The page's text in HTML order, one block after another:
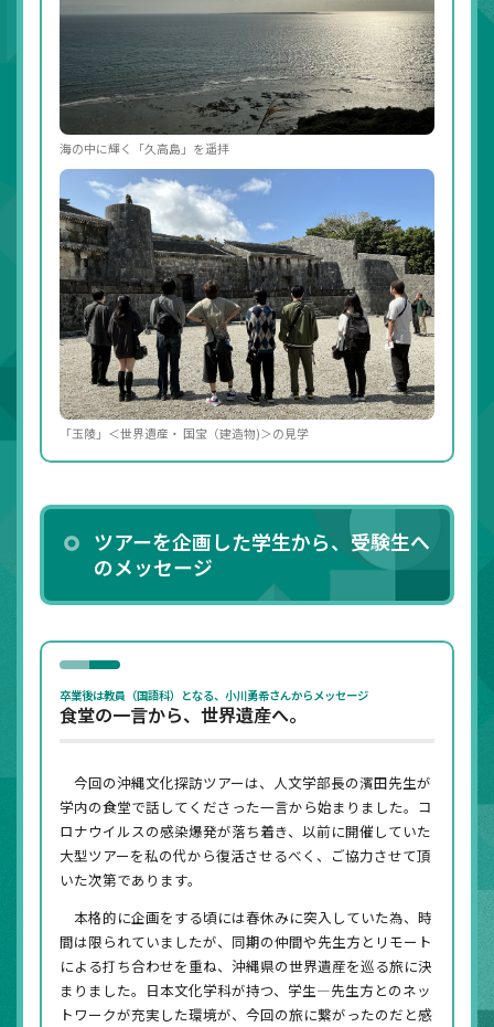
海の中に輝く「久高島」を遥拝
「玉陵」＜世界遺産・ 国宝（建造物)＞の見学
ツアーを企画した学生から、受験生へ
のメッセージ
卒業後は教員（国語科）となる、小川勇希さんからメッセージ
食堂の一言から、世界遺産へ。
今回の沖縄文化探訪ツアーは、人文学部長の濱田先生が
学内の食堂で話してくださった一言から始まりました。コ
ロナウイルスの感染爆発が落ち着き、以前に開催していた
大型ツアーを私の代から復活させるべく、ご協力させて頂
いた次第であります。
本格的に企画をする頃には春休みに突入していた為、時
間は限られていましたが、同期の仲間や先生方とリモート
による打ち合わせを重ね、沖縄県の世界遺産を巡る旅に決
まりました。日本文化学科が持つ、学生―先生方とのネッ
トワークが充実した環境が、今回の旅に繋がったのだと感